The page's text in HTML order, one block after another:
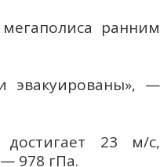
ранним
эвакуированы», —
23 м/с,
978 гПа.